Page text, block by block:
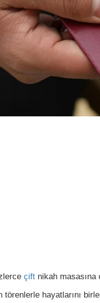
çift nikah masasına
hayatlarını